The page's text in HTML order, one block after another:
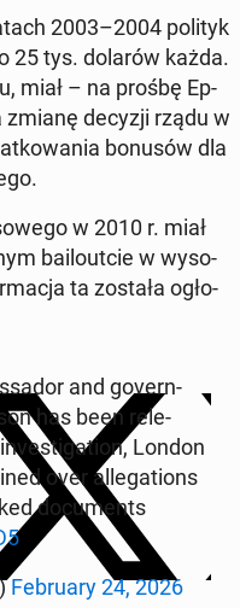
2003–2004 polityk
25 tys. dolarów każda.
miał – na prośbę Ep­
decyzji rządu w
bonusów dla
w 2010 r. miał
ba­ilo­ut­cie w wy­so­
ta została ogło­
and go­vern­
has been re­le­
London
over al­le­ga­tions
do­cu­ments
Fe­bru­ary 24, 2026